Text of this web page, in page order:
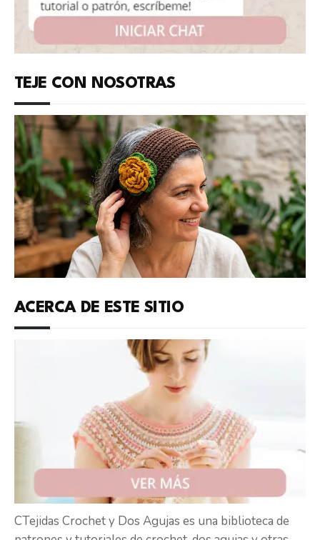
TEJE CON NOSOTRAS
ACERCA DE ESTE SITIO
CTejidas Crochet y Dos Agujas es una biblioteca de